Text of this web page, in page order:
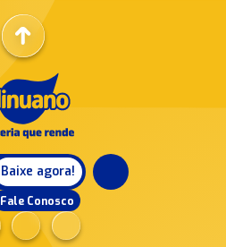
Baixe agora!
Fale Conosco